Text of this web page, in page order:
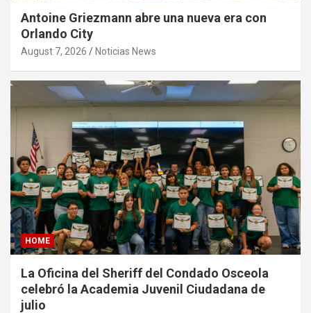
Antoine Griezmann abre una nueva era con
Orlando City
August 7, 2026 Noticias News
HOME
La Oficina del Sheriff del Condado Osceola
celebró la Academia Juvenil Ciudadana de
julio